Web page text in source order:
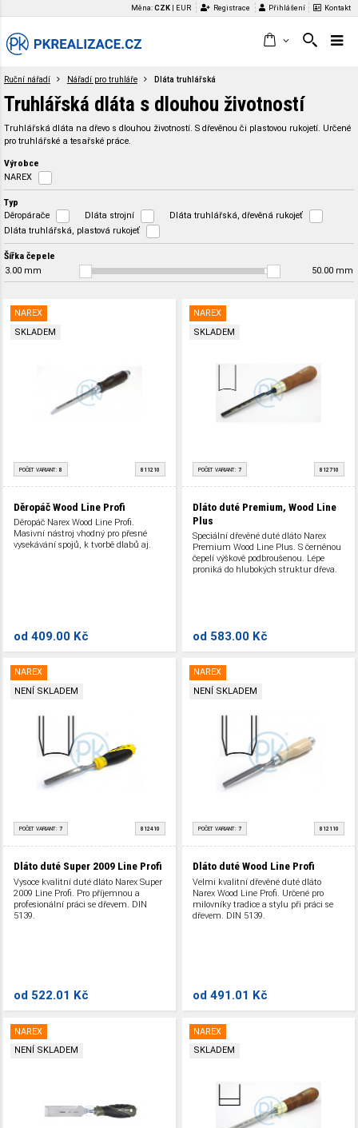
Měna:CZK EUR Registrace Přihlášení Kontakt
Ruční nářadí Nářadí pro truhláře Dláta truhlářská
Truhlářská dláta s dlouhou životností
Truhlářská dláta na dřevo s dlouhou životností. S dřevěnou či plastovou rukojetí. Určené
pro truhlářské a tesařské práce.
Výrobce
NAREX
Typ
Děropárače Dláta strojní
Dláta truhlářská, dřevěná rukojeť
Dláta truhlářská, plastová rukojeť
Šířka čepele
3.00 mm 50.00 mm
NAREX
SKLADEM
POČET VARIANT: 8 811210
Děropáč Wood Line Profi
Děropáč Narex Wood Line Profi.
Masivní nástroj vhodný pro přesné
vysekávání spojů, k tvorbě dlabů aj.
od 409.00 Kč
NAREX
SKLADEM
POČET VARIANT: 7 812710
Dláto duté Premium, Wood Line
Plus
Speciální dřevěné duté dláto Narex
Premium Wood Line Plus. S černěnou
čepelí výškově podbroušenou. Lépe
proniká do hlubokých struktur dřeva.
od 583.00 Kč
NAREX
NENÍ SKLADEM
POČET VARIANT: 7 812410
Dláto duté Super 2009 Line Profi
Vysoce kvalitní duté dláto Narex Super
2009 Line Profi. Pro příjemnou a
profesionální práci se dřevem. DIN
5139.
od 522.01 Kč
NAREX
NENÍ SKLADEM
POČET VARIANT: 7 812110
Dláto duté Wood Line Profi
Velmi kvalitní dřevěné duté dláto
Narex Wood Line Profi. Určené pro
milovníky tradice a stylu při práci se
dřevem. DIN 5139.
od 491.01 Kč
NAREX
NENÍ SKLADEM
NAREX
SKLADEM